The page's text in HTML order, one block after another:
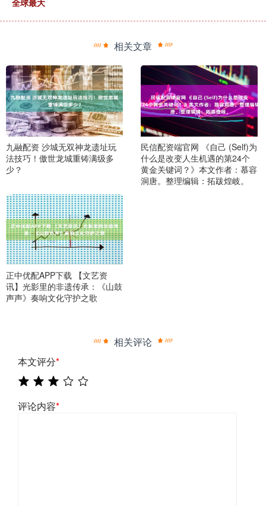
全球最大
相关文章
九融配资 沙城无双神龙遗址玩
法技巧！傲世龙城重铸满级多
少？
民信配资端官网 《自己 (Self)为
什么是改变人生机遇的第24个
黄金关键词？》本文作者：慕容
洞唐。整理编辑：拓跋煌岐。
正中优配APP下载 【文艺资
讯】光影里的非遗传承：《山鼓
声声》奏响文化守护之歌
相关评论
本文评分*
评论内容*